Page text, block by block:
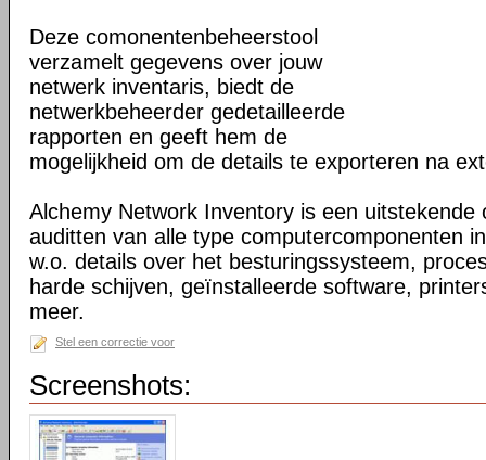
Deze comonentenbeheerstool
verzamelt gegevens over jouw
netwerk inventaris, biedt de
netwerkbeheerder gedetailleerde
rapporten en geeft hem de
mogelijkheid om de details te exporteren na
Alchemy Network Inventory is een uitstekende
auditten van alle type computercomponenten
w.o. details over het besturingssysteem,
harde schijven, geïnstalleerde software,
meer.
Stel een correctie voor
Screenshots: